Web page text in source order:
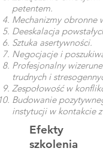
petentem.
Mechanizmy obronne
Deeskalacja
Sztuka asertywności.
Negocjacje i
Profesjonalny
trudnych i
Zespołowość w
Budowanie
instytucji w kontakcie
Efekty
szkolenia